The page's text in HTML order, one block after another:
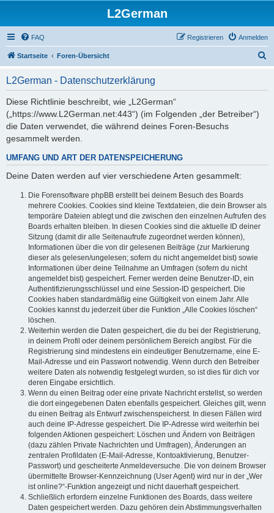
L2German
FAQ Anmelden
Registrieren
Startseite Foren-Übersicht
L2German - Datenschutzerklärung
Diese Richtlinie beschreibt, wie „L2German“
(„https://www.L2German.net:443“) (im Folgenden „der Betreiber“)
die Daten verwendet, die während deines Foren-Besuchs
gesammelt werden.
UMFANG UND ART DER DATENSPEICHERUNG
Deine Daten werden auf vier verschiedene Arten gesammelt:
Die Forensoftware phpBB erstellt bei deinem Besuch des Boards
mehrere Cookies. Cookies sind kleine Textdateien, die dein Browser als
temporäre Dateien ablegt und die zwischen den einzelnen Aufrufen des
Boards erhalten bleiben. In diesen Cookies sind die aktuelle ID deiner
Sitzung (damit dir alle Seitenaufrufe zugeordnet werden können),
Informationen über die von dir gelesenen Beiträge (zur Markierung
dieser als gelesen/ungelesen; sofern du nicht angemeldet bist) sowie
Informationen über deine Teilnahme an Umfragen (sofern du nicht
angemeldet bist) gespeichert. Ferner werden deine Benutzer-ID, ein
Authentifizierungsschlüssel und eine Session-ID gespeichert. Die
Cookies haben standardmäßig eine Gültigkeit von einem Jahr. Alle
Cookies kannst du jederzeit über die Funktion „Alle Cookies löschen“
löschen.
Weiterhin werden die Daten gespeichert, die du bei der Registrierung,
in deinem Profil oder deinem persönlichem Bereich angibst. Für die
Registrierung sind mindestens ein eindeutiger Benutzername, eine E-
Mail-Adresse und ein Passwort notwendig. Wenn durch den Betreiber
weitere Daten als notwendig festgelegt wurden, so ist dies für dich vor
deren Eingabe ersichtlich.
Wenn du einen Beitrag oder eine private Nachricht erstellst, so werden
die dort eingegebenen Daten ebenfalls gespeichert. Gleiches gilt, wenn
du einen Beitrag als Entwurf zwischenspeicherst. In diesen Fällen wird
auch deine IP-Adresse gespeichert. Die IP-Adresse wird weiterhin bei
folgenden Aktionen gespeichert: Löschen und Ändern von Beiträgen
(dazu zählen Private Nachrichten und Umfragen), Änderungen an
zentralen Profildaten (E-Mail-Adresse, Kontoaktivierung, Benutzer-
Passwort) und gescheiterte Anmeldeversuche. Die von deinem Browser
übermittelte Browser-Kennzeichnung (User Agent) wird nur in der „Wer
ist online?“-Funktion angezeigt und nicht dauerhaft gespeichert.
Schließlich erfordern einzelne Funktionen des Boards, dass weitere
Daten gespeichert werden. Dazu gehören dein Abstimmungsverhalten